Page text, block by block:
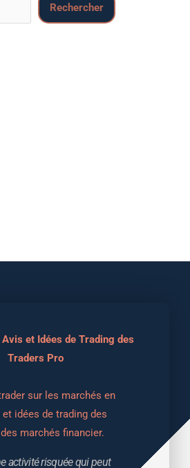
Rechercher
et Idées de Trading des
Traders Pro
sur les marchés en
idées de trading des
marchés financier.
activité risquée qui peut